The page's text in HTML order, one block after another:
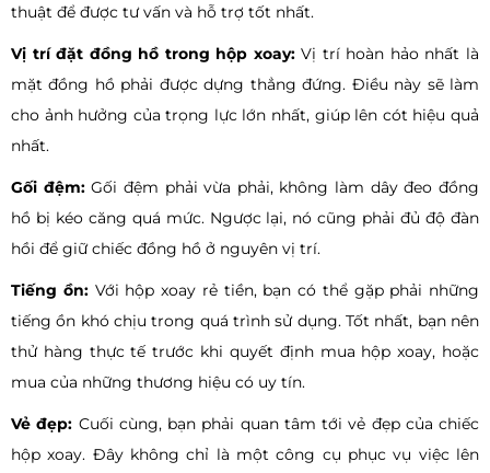
thuật để được tư vấn và hỗ trợ tốt nhất.
Vị trí đặt đồng hồ trong hộp xoay:Vị trí hoàn hảo nhất là
mặt đồng hồ phải được dựng thẳng đứng. Điều này sẽ làm
cho ảnh hưởng của trọng lực lớn nhất, giúp lên cót hiệu quả
nhất.
Gối đệm:Gối đệm phải vừa phải, không làm dây đeo đồng
hồ bị kéo căng quá mức. Ngược lại, nó cũng phải đủ độ đàn
hồi để giữ chiếc đồng hồ ở nguyên vị trí.
Tiếng ồn:Với hộp xoay rẻ tiền, bạn có thể gặp phải những
tiếng ồn khó chịu trong quá trình sử dụng. Tốt nhất, bạn nên
thử hàng thực tế trước khi quyết định mua hộp xoay, hoặc
mua của những thương hiệu có uy tín.
Vẻ đẹp: Cuối cùng, bạn phải quan tâm tới vẻ đẹp của chiếc
hộp xoay. Đây không chỉ là một công cụ phục vụ việc lên